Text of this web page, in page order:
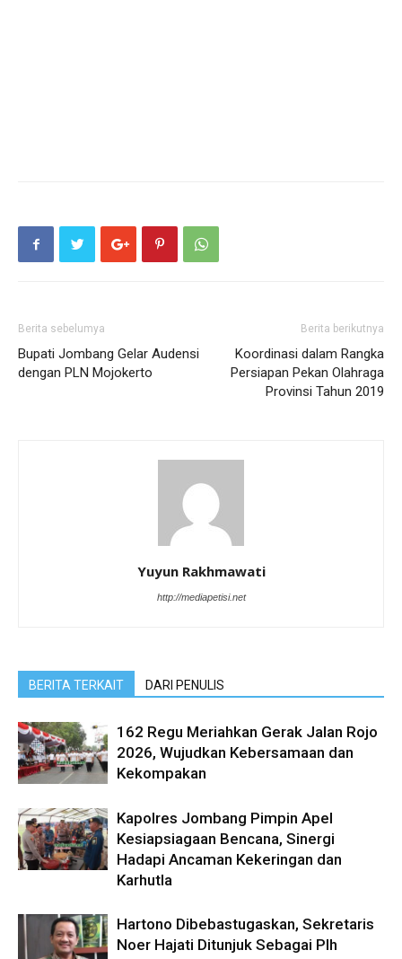
Berita sebelumya
Bupati Jombang Gelar Audensi
dengan PLN Mojokerto
Berita berikutnya
Koordinasi dalam Rangka
Persiapan Pekan Olahraga
Provinsi Tahun 2019
Yuyun Rakhmawati
http://mediapetisi.net
BERITA TERKAIT DARI PENULIS
162 Regu Meriahkan Gerak Jalan Rojo
2026, Wujudkan Kebersamaan dan
Kekompakan
Kapolres Jombang Pimpin Apel
Kesiapsiagaan Bencana, Sinergi
Hadapi Ancaman Kekeringan dan
Karhutla
Hartono Dibebastugaskan, Sekretaris
Noer Hajati Ditunjuk Sebagai Plh